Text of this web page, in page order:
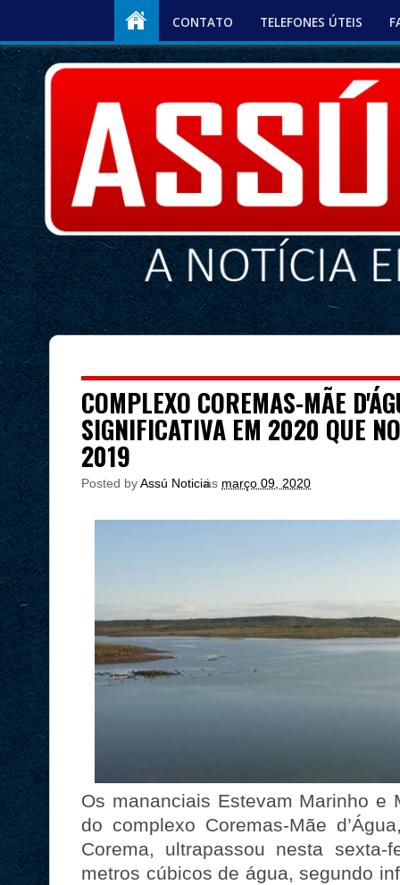
CONTATO TELEFONES ÚTEIS
COMPLEXO COREMAS-MÃE
SIGNIFICATIVA EM 2020 QUE
2019
Posted byAssú Noticia
às março 09, 2020
Os mananciais Estevam Marinho e
do complexo Coremas-Mãe
Corema, ultrapassou nesta
metros cúbicos de água, segundo